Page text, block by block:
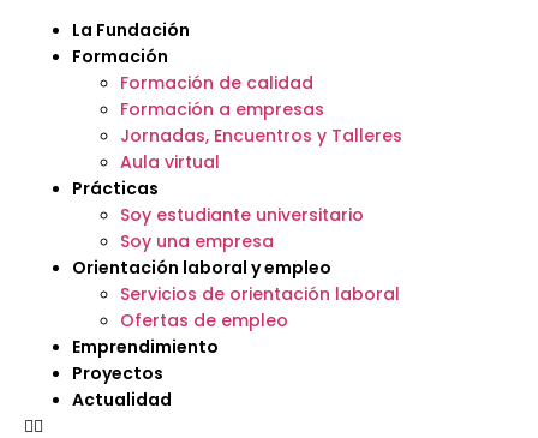
La Fundación
Formación
Formación de calidad
Formación a empresas
Jornadas, Encuentros y Talleres
Aula virtual
Prácticas
Soy estudiante universitario
Soy una empresa
Orientación laboral y empleo
Servicios de orientación laboral
Ofertas de empleo
Emprendimiento
Proyectos
Actualidad